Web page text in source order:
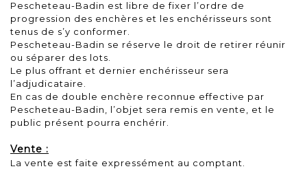
Pescheteau-Badin est libre de fixer l’ordre de
progression des enchères et les enchérisseurs sont
tenus de s’y conformer.
Pescheteau-Badin se réserve le droit de retirer réunir
ou séparer des lots.
Le plus offrant et dernier enchérisseur sera
l’adjudicataire.
En cas de double enchère reconnue effective par
Pescheteau-Badin, l’objet sera remis en vente, et le
public présent pourra enchérir.
Vente :
La vente est faite expressément au comptant.